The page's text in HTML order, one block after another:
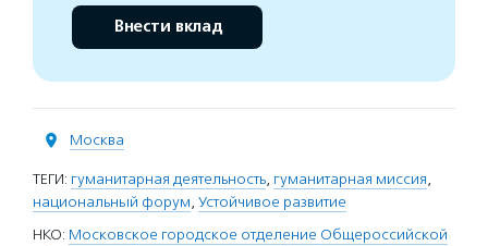
Внести вклад
Москва
ТЕГИ: гуманитарная деятельность, гуманитарная миссия,
национальный форум, Устойчивое развитие
НКО: Московское городское отделение Общероссийской